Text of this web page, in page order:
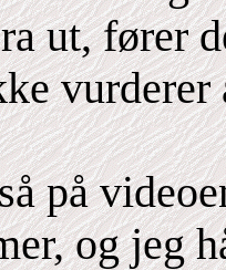
ut, fører
vurderer
på
og jeg